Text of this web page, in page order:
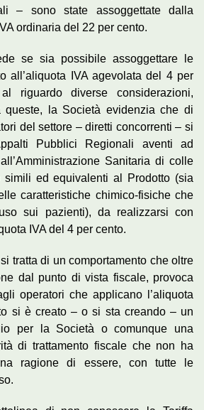
– sono state assoggettate dalla
ordinaria del 22 per cento.
se sia possibile assoggettare le
all’aliquota IVA agevolata del 4 per
riguardo diverse considerazioni,
queste, la Società evidenzia che di
del settore – diretti concorrenti – si
Pubblici Regionali aventi ad
Sanitaria di colle
simili ed equivalenti al Prodotto (sia
caratteristiche chimico-fisicheche
sui pazienti), da realizzarsi con
IVA del 4 per cento.
tratta di un comportamento che oltre
dal punto di vista fiscale, provoca
operatori che applicano l’aliquota
si è creato – o si sta creando – un
per la Società o comunque una
di trattamento fiscale che non ha
ragione di essere, con tutte le